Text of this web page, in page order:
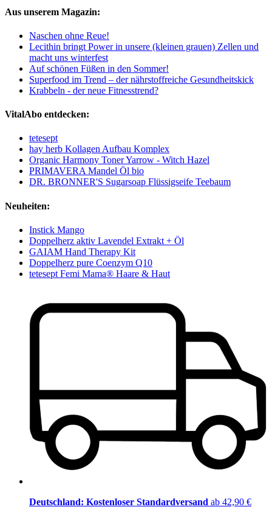
Aus unserem Magazin:
Naschen ohne Reue!
Lecithin bringt Power in unsere (kleinen grauen) Zellen und
macht uns winterfest
Auf schönen Füßen in den Sommer!
Superfood im Trend – der nährstoffreiche Gesundheitskick
Krabbeln - der neue Fitnesstrend?
VitalAbo entdecken:
tetesept
hay herb Kollagen Aufbau Komplex
Organic Harmony Toner Yarrow - Witch Hazel
PRIMAVERA Mandel Öl bio
DR. BRONNER'S Sugarsoap Flüssigseife Teebaum
Neuheiten:
Instick Mango
Doppelherz aktiv Lavendel Extrakt + Öl
GAIAM Hand Therapy Kit
Doppelherz pure Coenzym Q10
tetesept Femi Mama® Haare & Haut
Deutschland: Kostenloser Standardversand ab 42,90 €